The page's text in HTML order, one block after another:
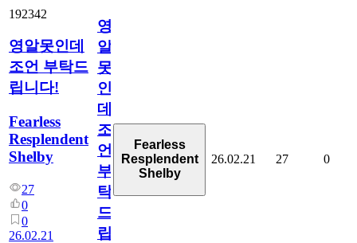
192342
영알못인데
조언 부탁드
립니다!
Fearless
Resplendent
Shelby
27
0
0
26.02.21
영
알
못
인
데
조
언
부
탁
드
립
Fearless
Resplendent
Shelby
26.02.21 27 0